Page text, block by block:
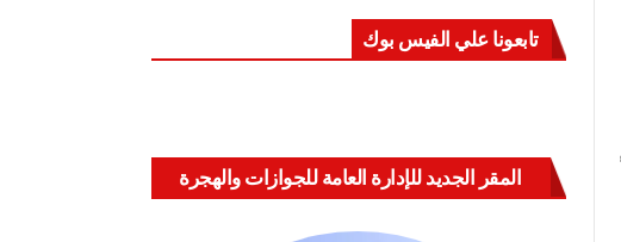
تابعونا علي الفيس بوك
المقر الجديد للإدارة العامة للجوازات والهجرة